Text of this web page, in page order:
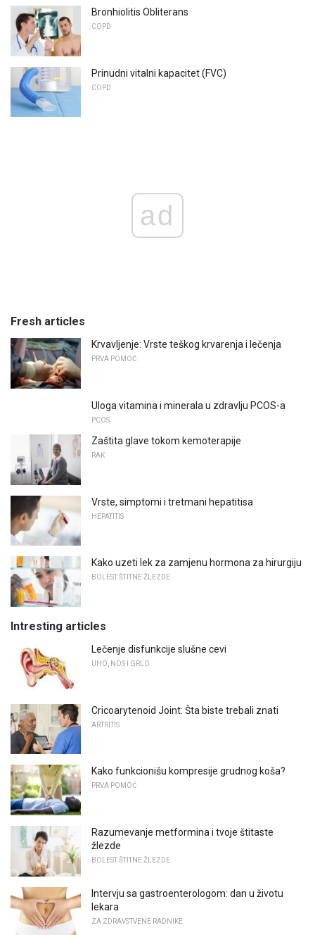
Bronhiolitis Obliterans
COPD
Prinudni vitalni kapacitet (FVC)
COPD
ad
Fresh articles
Krvavljenje: Vrste teškog krvarenja i lečenja
PRVA POMOĆ
Uloga vitamina i minerala u zdravlju PCOS-a
PCOS
Zaštita glave tokom kemoterapije
RAK
Vrste, simptomi i tretmani hepatitisa
HEPATITIS
Kako uzeti lek za zamjenu hormona za hirurgiju
BOLEST ŠTITNE ŽLEZDE
Intresting articles
Lečenje disfunkcije slušne cevi
UHO, NOS I GRLO
Cricoarytenoid Joint: Šta biste trebali znati
ARTRITIS
Kako funkcionišu kompresije grudnog koša?
PRVA POMOĆ
Razumevanje metformina i tvoje štitaste
žlezde
BOLEST ŠTITNE ŽLEZDE
Intervju sa gastroenterologom: dan u životu
lekara
ZA ZDRAVSTVENE RADNIKE